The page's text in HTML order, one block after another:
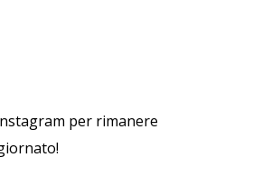
per rimanere